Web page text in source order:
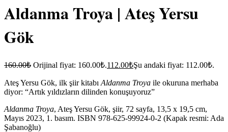
Aldanma Troya | Ateş Yersu
Gök
160.00₺ Orijinal fiyat: 160.00₺.112.00₺Şu andaki fiyat: 112.00₺.
Ateş Yersu Gök, ilk şiir kitabı Aldanma Troya ile okuruna merhaba
diyor: “Artık yıldızların dilinden konuşuyoruz”
Aldanma Troya, Ateş Yersu Gök, şiir, 72 sayfa, 13,5 x 19,5 cm,
Mayıs 2023, 1. basım. ISBN 978-625-99924-0-2 (Kapak resmi: Ada
Şabanoğlu)